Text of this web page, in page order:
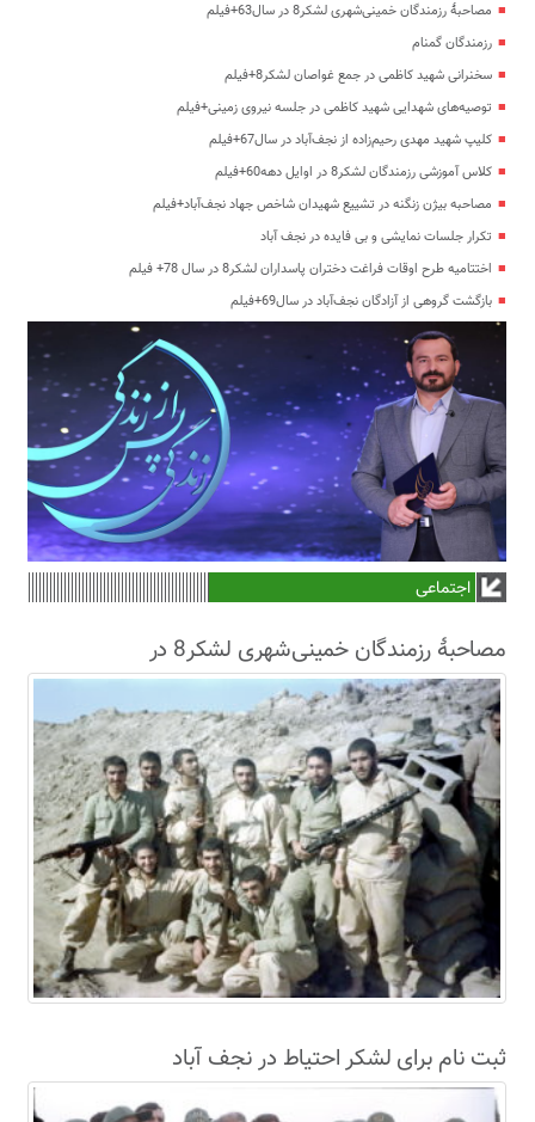
مصاحبۀ رزمندگان خمینی‌شهری لشکر8 در سال63+فیلم
رزمندگان گمنام
سخنرانی شهید کاظمی در جمع غواصان لشکر8+فیلم
توصیه‌های شهدایی شهید کاظمی در جلسه نیروی زمینی+فیلم
کلیپ شهید مهدی رحیم‌زاده از نجف‌آباد در سال67+فیلم
کلاس آموزشی رزمندگان لشکر8 در اوایل دهه60+فیلم
مصاحبه بیژن زنگنه در تشییع شهیدان شاخص جهاد نجف‌آباد+فیلم
تکرار جلسات نمایشی و بی فایده در نجف آباد
اختتامیه طرح اوقات فراغت دختران پاسداران لشکر8 در سال 78+ فیلم
بازگشت گروهی از آزادگان نجف‌آباد در سال69+فیلم
اجتماعی
مصاحبۀ رزمندگان خمینی‌شهری لشکر8 در
سال63+فیلم
ثبت نام برای لشکر احتیاط در نجف آباد